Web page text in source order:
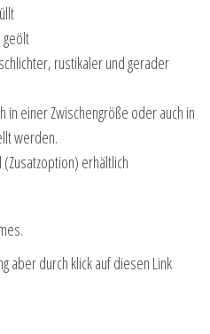
rustikaler und gerader
in einer Zwischengröße oder auch in
werden.
erhältlich
aber durch klick auf diesen Link